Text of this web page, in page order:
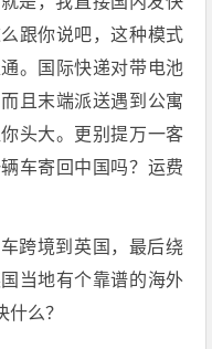
跟你说吧，这种模式
。国际快递对带电池
且末端派送遇到公寓
头大。更别提万一客
车寄回中国吗？运费
跨境到英国，最后绕
当地有个靠谱的海外
么？